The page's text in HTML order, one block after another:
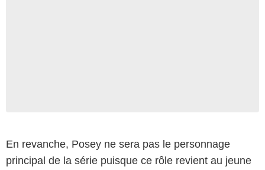
En revanche, Posey ne sera pas le personnage
principal de la série puisque ce rôle revient au jeune